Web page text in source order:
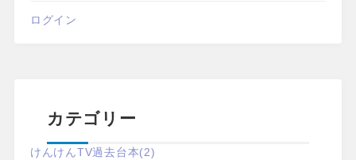
ログイン
カテゴリー
けんけんTV過去台本(2)